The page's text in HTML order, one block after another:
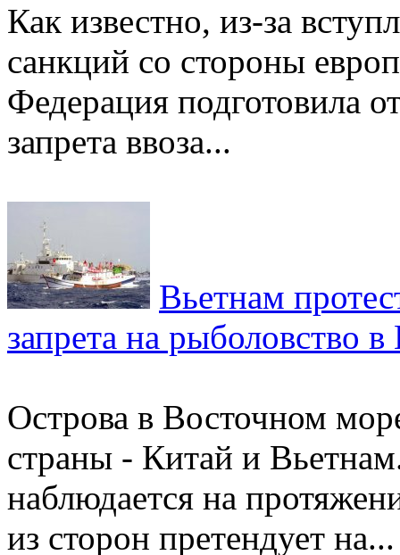
Как известно, из-за
санкций со стороны
Федерация подготовила
запрета ввоза...
Вьетнам
запрета на рыболовство
Острова в Восточном
страны - Китай и
наблюдается на
из сторон претендует на...